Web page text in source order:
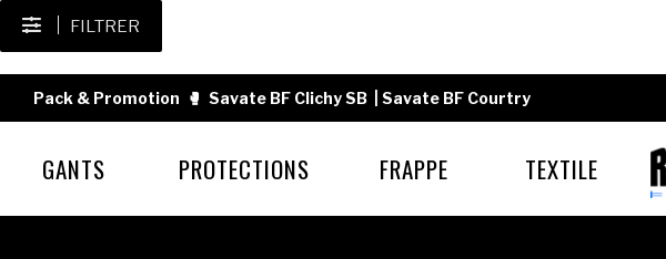
FILTRER
Pack & Promotion 🥊 Savate BF Clichy SB Savate BF Courtry
GANTS PROTECTIONS FRAPPE TEXTILE